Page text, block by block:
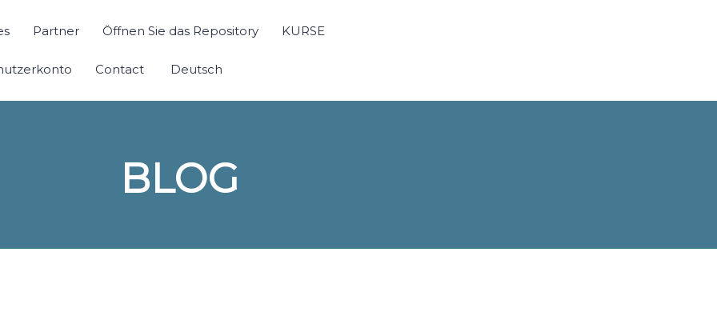
Partner Öffnen Sie das Repository KURSE
Contact Deutsch
BLOG